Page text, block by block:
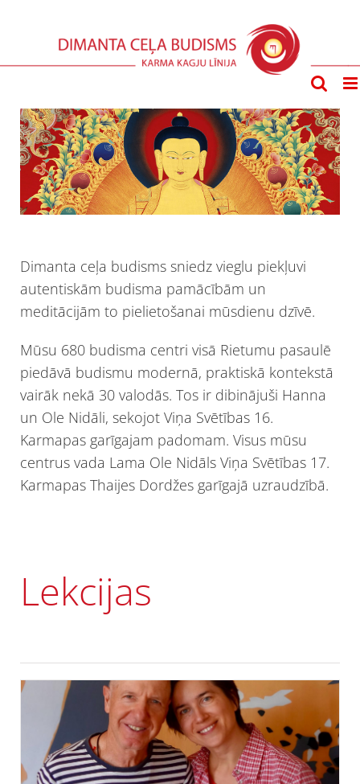
Dimanta ceļa budisms sniedz vieglu piekļuvi
autentiskām budisma pamācībām un
meditācijām to pielietošanai mūsdienu dzīvē.
Mūsu 680 budisma centri visā Rietumu pasaulē
piedāvā budismu modernā, praktiskā kontekstā
vairāk nekā 30 valodās. Tos ir dibinājuši Hanna
un Ole Nidāli, sekojot Viņa Svētības 16.
Karmapas garīgajam padomam. Visus mūsu
centrus vada Lama Ole Nidāls Viņa Svētības 17.
Karmapas Thaijes Dordžes garīgajā uzraudzībā.
Lekcijas